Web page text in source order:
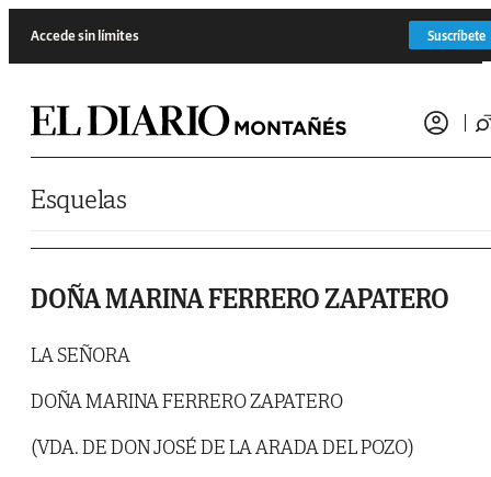
Accede sin límites Suscríbete
Esquelas
DOÑA MARINA FERRERO ZAPATERO
LA SEÑORA
DOÑA MARINA FERRERO ZAPATERO
(VDA. DE DON JOSÉ DE LA ARADA DEL POZO)